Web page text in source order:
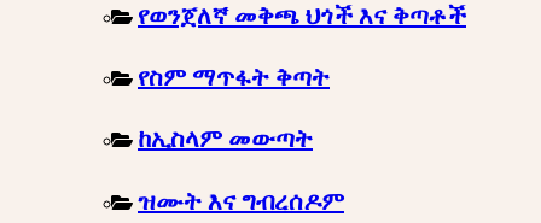
የወንጀለኛ መቅጫ ህጎች እና ቅጣቶች
የስም ማጥፋት ቅጣት
ከኢስላም መውጣት
ዝሙት እና ግብረሰዶም